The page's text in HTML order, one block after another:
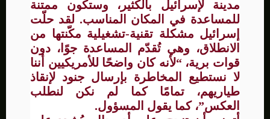
مدينة لإسرائيل بالكثير، وستكون ممتنة
للمساعدة في المكان المناسب. لقد حلّت
إسرائيل مشكلة تقنية-تشغيلية مكّنتها من
الانطلاق، وهي تُقدّم المساعدة جوًا، دون
قوات برية، “لأنه كان واضحًا للأمريكيين أننا
لا نستطيع المخاطرة بإرسال جنود لإنقاذ
طياريهم، تمامًا كما لم نكن لنطلب
العكس”، كما يقول المسؤول.